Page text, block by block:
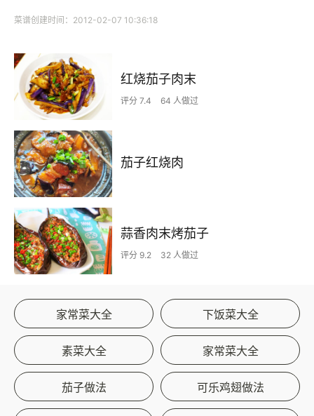
菜谱创建时间：2012-02-07 10:36:18
红烧茄子肉末
评分 7.4 64 人做过
茄子红烧肉
蒜香肉末烤茄子
评分 9.2 32 人做过
家常菜大全 下饭菜大全
素菜大全 家常菜大全
茄子做法 可乐鸡翅做法